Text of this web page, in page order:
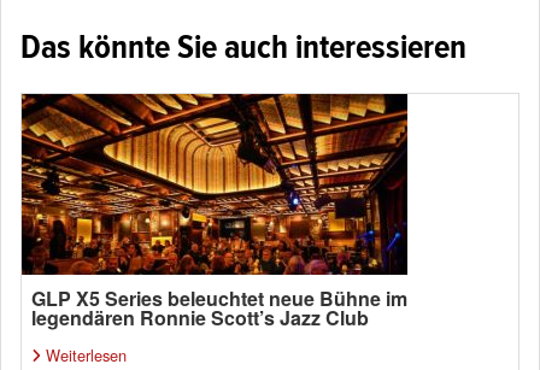
Das könnte Sie auch interessieren
GLP X5 Series beleuchtet neue Bühne im
legendären Ronnie Scott’s Jazz Club
Weiterlesen